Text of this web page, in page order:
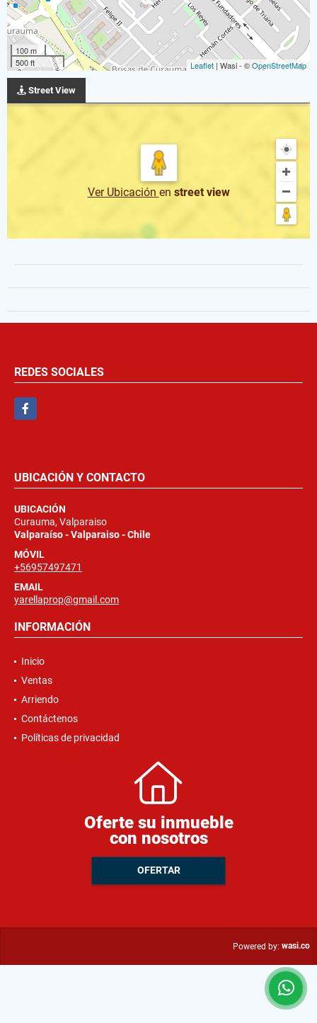
100 m
500 ft
Leaflet | Wasi - ©OpenStreetMap
Street View
Ver Ubicación en street view
REDES SOCIALES
Facebook
UBICACIÓN Y CONTACTO
UBICACIÓN
Curauma, Valparaiso
Valparaíso - Valparaiso - Chile
MÓVIL
+56957497471
EMAIL
yarellaprop@gmail.com
INFORMACIÓN
Inicio
Ventas
Arriendo
Contáctenos
Políticas de privacidad
Oferte su inmueble
con nosotros
OFERTAR
Powered by: wasi.co